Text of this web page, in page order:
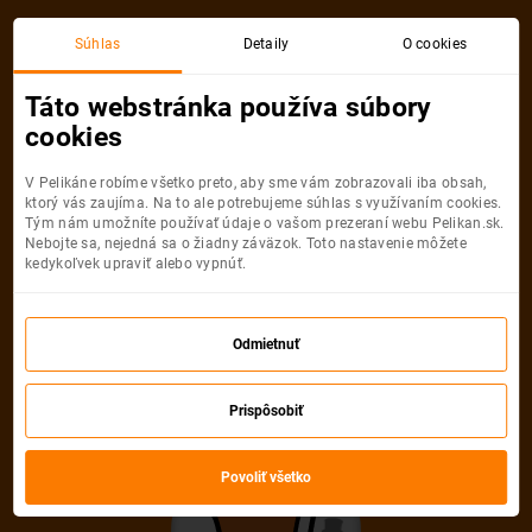
Detail pobytu
Ups! Tento pobyt
nemožno nájsť
Pelikán sa veľmi snažil, ale uvedenú
ponuku nevie nájsť. Možno, že je
neaktuálna alebo uvedená URL adresa
nie je správna.
Súhlas Detaily O cookies
Táto webstránka používa súbory
cookies
V Pelikáne robíme všetko preto, aby sme vám zobrazovali iba obsah,
ktorý vás zaujíma. Na to ale potrebujeme súhlas s využívaním cookies.
Tým nám umožníte používať údaje o vašom prezeraní webu Pelikan.sk.
Nebojte sa, nejedná sa o žiadny záväzok. Toto nastavenie môžete
kedykoľvek upraviť alebo vypnúť.
Odmietnuť
Prispôsobiť
Povoliť všetko